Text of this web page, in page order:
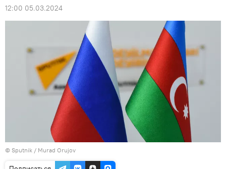
12:00 05.03.2024
© Sputnik / Murad Orujov